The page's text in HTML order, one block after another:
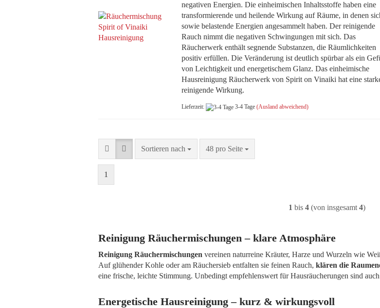
negativen Energien. Die einheimischen Inhaltsstoffe haben eine
transformierende und heilende Wirkung auf Räume, in denen
sowie belastende Energien angesammelt haben. Der reinigende
Rauch nimmt die negativen Schwingungen mit sich. Das
Räucherwerk enthält segnende Substanzen, die Räumlichkeiten
positiv erfüllen. Die Veränderung ist deutlich spürbar als ein
von Leichtigkeit und energetischem Glanz. Das einheimische
Hausreinigung Räucherwerk von Spirit on Vinaiki hat eine
reinigende Wirkung.
Lieferzeit: 3-4 Tage (Ausland abweichend)
Sortieren nach
Sortieren nach 48 pro Seite
pro Seite
1
1 bis 4 (von insgesamt 4)
Reinigung Räuchermischungen – klare Atmosphäre
Reinigung Räuchermischungen vereinen naturreine Kräuter, Harze und Wurzeln wie
Auf glühender Kohle oder am Räuchersieb entfalten sie feinen Rauch, klären die
eine frische, leichte Stimmung. Unbedingt empfehlenswert für Hausräucherungen sind auch
Energetische Hausreinigung – kurz & wirkungsvoll